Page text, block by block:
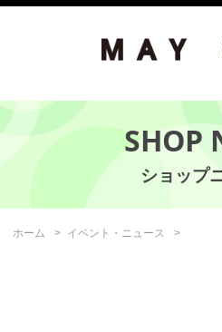
SHOP
ホーム イベント・ニュース